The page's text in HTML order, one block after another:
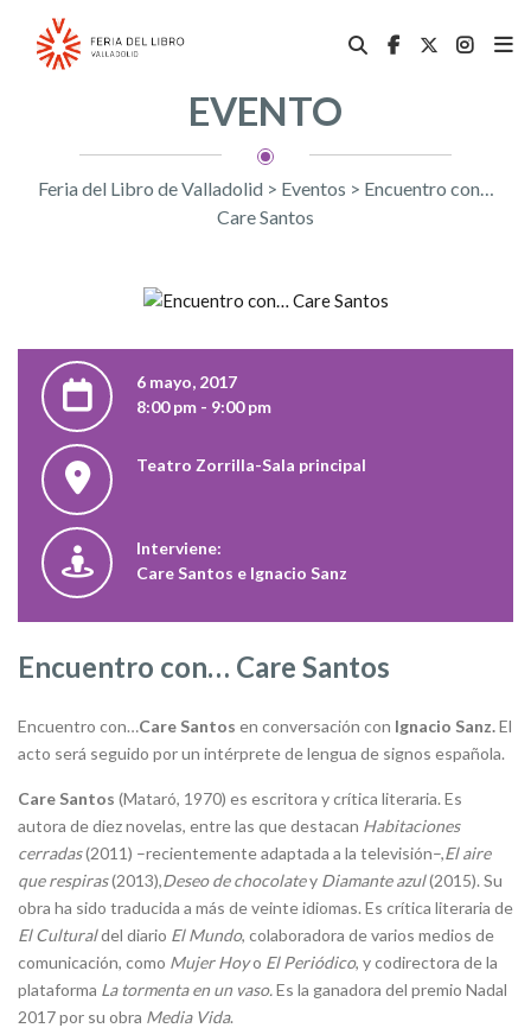
EVENTO
Feria del Libro de Valladolid > Eventos > Encuentro con…
Care Santos
6 mayo, 2017
8:00 pm - 9:00 pm
Teatro Zorrilla-Sala principal
Interviene:
Care Santos e Ignacio Sanz
Encuentro con… Care Santos
Encuentro con…Care Santos en conversación con Ignacio Sanz.El
acto será seguido por un intérprete de lengua de signos española.
Care Santos (Mataró, 1970) es escritora y crítica literaria. Es
autora de diez novelas, entre las que destacan Habitaciones
cerradas(2011) –recientemente adaptada a la televisión–,El aire
que respiras(2013),Deseo de chocolatey Diamante azul(2015). Su
obra ha sido traducida a más de veinte idiomas. Es crítica literaria de
El Culturaldel diario El Mundo, colaboradora de varios medios de
comunicación, como Mujer Hoyo El Periódico, y codirectora de la
plataforma La tormenta en un vaso.Es la ganadora del premio Nadal
2017 por su obra Media Vida.